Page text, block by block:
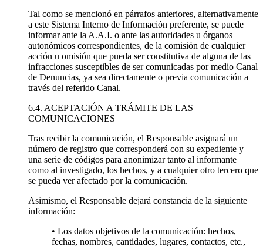
Tal como se mencionó en párrafos anteriores, alternativamente
a este Sistema Interno de Información preferente, se puede
informar ante la A.A.I. o ante las autoridades u órganos
autonómicos correspondientes, de la comisión de cualquier
acción u omisión que pueda ser constitutiva de alguna de las
infracciones susceptibles de ser comunicadas por medio Canal
de Denuncias, ya sea directamente o previa comunicación a
través del referido Canal.
6.4. ACEPTACIÓN A TRÁMITE DE LAS
COMUNICACIONES
Tras recibir la comunicación, el Responsable asignará un
número de registro que corresponderá con su expediente y
una serie de códigos para anonimizar tanto al informante
como al investigado, los hechos, y a cualquier otro tercero que
se pueda ver afectado por la comunicación.
Asimismo, el Responsable dejará constancia de la siguiente
información:
• Los datos objetivos de la comunicación: hechos,
fechas, nombres, cantidades, lugares, contactos, etc.,